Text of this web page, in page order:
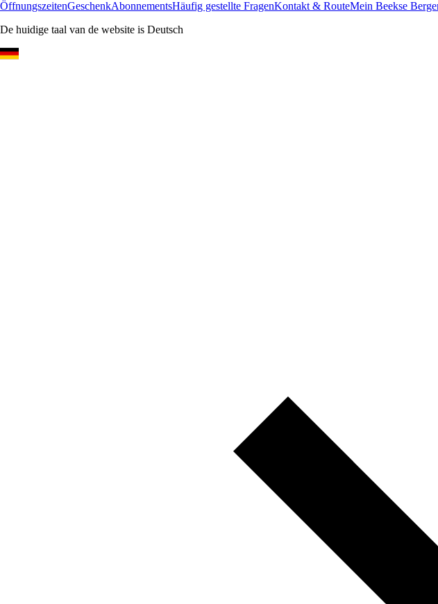
ÖffnungszeitenGeschenkAbonnementsHäufig gestellte FragenKontakt & RouteMein Beekse
De huidige taal van de website is Deutsch